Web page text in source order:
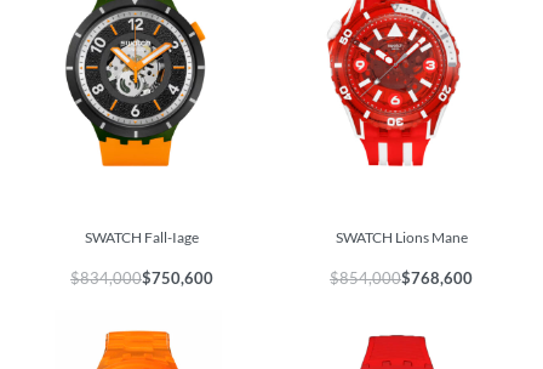
SWATCH Fall-Iage
$834,000$750,600
SWATCH Lions Mane
$854,000$768,600